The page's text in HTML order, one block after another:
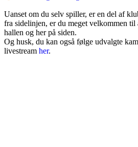
Uanset om du selv spiller, er en del af
fra sidelinjen, er du meget velkommen til
hallen og her på siden.
Og husk, du kan også følge udvalgte
livestream her.